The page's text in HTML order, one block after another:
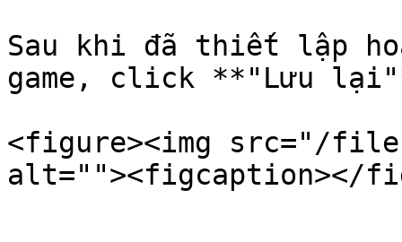
Sau khi đã thiết lập
game, click **"Lưu
<figure><img src="/files/